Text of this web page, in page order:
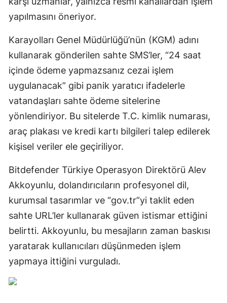
yapılmasını öneriyor.
Karayolları Genel Müdürlüğü’nün (KGM) adını
kullanarak gönderilen sahte SMS’ler, “24 saat
içinde ödeme yapmazsanız cezai işlem
uygulanacak” gibi panik yaratıcı ifadelerle
vatandaşları sahte ödeme sitelerine
yönlendiriyor. Bu sitelerde T.C. kimlik numarası,
araç plakası ve kredi kartı bilgileri talep edilerek
kişisel veriler ele geçiriliyor.
Bitdefender Türkiye Operasyon Direktörü Alev
Akkoyunlu, dolandırıcıların profesyonel dil,
kurumsal tasarımlar ve “gov.tr”yi taklit eden
sahte URL’ler kullanarak güven istismar ettiğini
belirtti. Akkoyunlu, bu mesajların zaman baskısı
yaratarak kullanıcıları düşünmeden işlem
yapmaya ittiğini vurguladı.